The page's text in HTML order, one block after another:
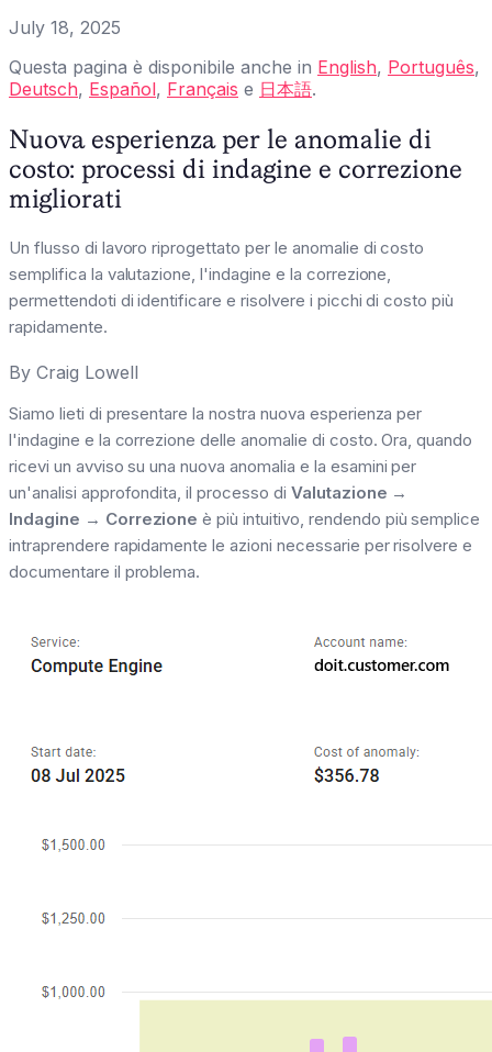
July 18, 2025
Questa pagina è disponibile anche in English, Português,
Deutsch, Español, Français e 日本語.
Nuova esperienza per le anomalie di
costo: processi di indagine e correzione
migliorati
Un flusso di lavoro riprogettato per le anomalie di costo
semplifica la valutazione, l'indagine e la correzione,
permettendoti di identificare e risolvere i picchi di costo più
rapidamente.
By Craig Lowell
Siamo lieti di presentare la nostra nuova esperienza per
l'indagine e la correzione delle anomalie di costo. Ora, quando
ricevi un avviso su una nuova anomalia e la esamini per
un'analisi approfondita, il processo di Valutazione →
Indagine → Correzione è più intuitivo, rendendo più semplice
intraprendere rapidamente le azioni necessarie per risolvere e
documentare il problema.